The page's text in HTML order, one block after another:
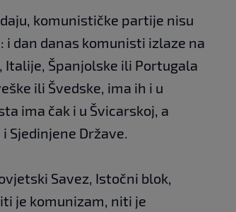
komunističke partije nisu
i dan danas komunisti izlaze na
Italije, Španjolske ili Portugala
ili Švedske, ima ih i u
ima čak i u Švicarskoj, a
Sjedinjene Države.
Savez, Istočni blok,
je komunizam, niti je